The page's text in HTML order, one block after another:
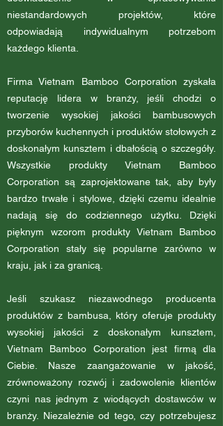
niestandardowych projektów, które
odpowiadają indywidualnym potrzebom
każdego klienta.
Firma Vietnam Bamboo Corporation zyskała
reputację lidera w branży, jeśli chodzi o
tworzenie wysokiej jakości bambusowych
przyborów kuchennych i produktów stołowych z
doskonałym kunsztem i dbałością o szczegóły.
Wszystkie produkty Vietnam Bamboo
Corporation są zaprojektowane tak, aby były
bardzo trwałe i stylowe, dzięki czemu idealnie
nadają się do codziennego użytku. Dzięki
pięknym wzorom produkty Vietnam Bamboo
Corporation stały się popularne zarówno w
kraju, jak i za granicą.
Jeśli szukasz niezawodnego producenta
produktów z bambusa, który oferuje produkty
wysokiej jakości z doskonałym kunsztem,
Vietnam Bamboo Corporation jest firmą dla
Ciebie. Nasze zaangażowanie w jakość,
zrównoważony rozwój i zadowolenie klientów
czyni nas jednym z wiodących dostawców w
branży. Niezależnie od tego, czy potrzebujesz